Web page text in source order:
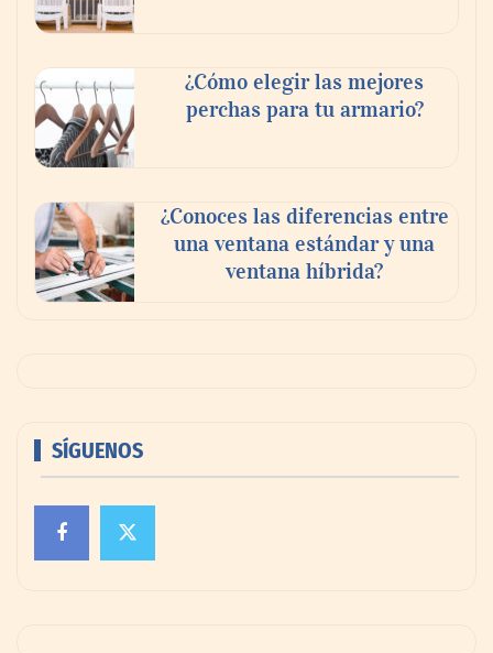
¿Cómo elegir las mejores
perchas para tu armario?
¿Conoces las diferencias entre
una ventana estándar y una
ventana híbrida?
SÍGUENOS